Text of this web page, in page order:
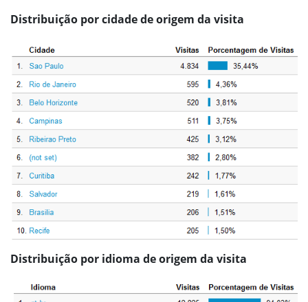
Distribuição por cidade de origem da visita
Distribuição por idioma de origem da visita